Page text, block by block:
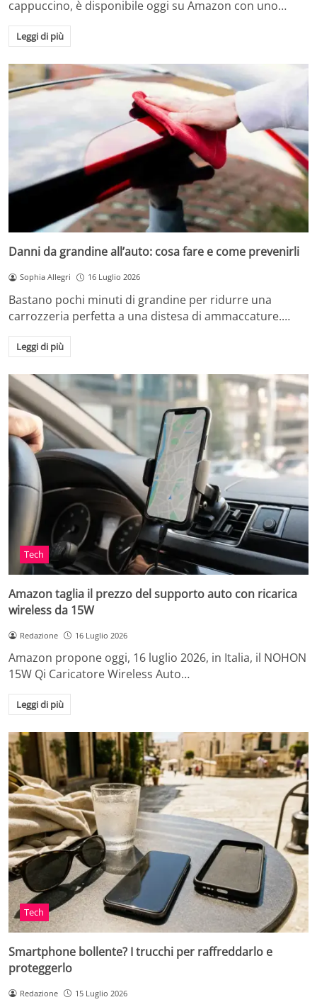
cappuccino, è disponibile oggi su Amazon con uno…
Leggi di più
Danni da grandine all’auto: cosa fare e come prevenirli
Sophia Allegri 16 Luglio 2026
Bastano pochi minuti di grandine per ridurre una
carrozzeria perfetta a una distesa di ammaccature.…
Leggi di più
Tech
Amazon taglia il prezzo del supporto auto con ricarica
wireless da 15W
Redazione 16 Luglio 2026
Amazon propone oggi, 16 luglio 2026, in Italia, il NOHON
15W Qi Caricatore Wireless Auto…
Leggi di più
Tech
Smartphone bollente? I trucchi per raffreddarlo e
proteggerlo
Redazione 15 Luglio 2026